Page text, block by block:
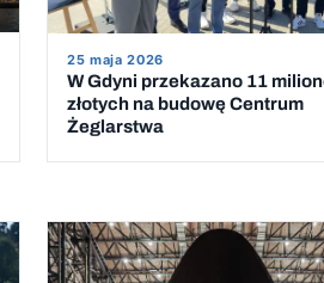
25 maja 2026
W Gdyni przekazano 11
złotych na budowę Centrum
Żeglarstwa